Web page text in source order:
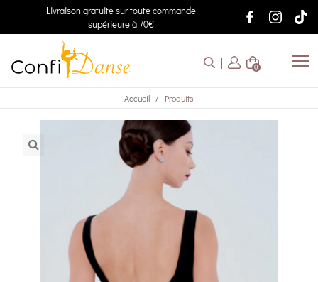
Livraison gratuite sur toute commande
supérieure à 70€
0
Accueil Produits